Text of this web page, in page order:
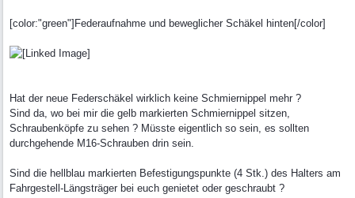
[color:"green"]Federaufnahme und beweglicher Schäkel hinten[/color]
Hat der neue Federschäkel wirklich keine Schmiernippel mehr ?
Sind da, wo bei mir die gelb markierten Schmiernippel sitzen,
Schraubenköpfe zu sehen ? Müsste eigentlich so sein, es sollten
durchgehende M16-Schrauben drin sein.
Sind die hellblau markierten Befestigungspunkte (4 Stk.) des Halters am
Fahrgestell-Längsträger bei euch genietet oder geschraubt ?